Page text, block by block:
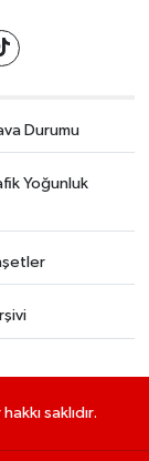
Durumu
Yoğunluk
saklıdır.